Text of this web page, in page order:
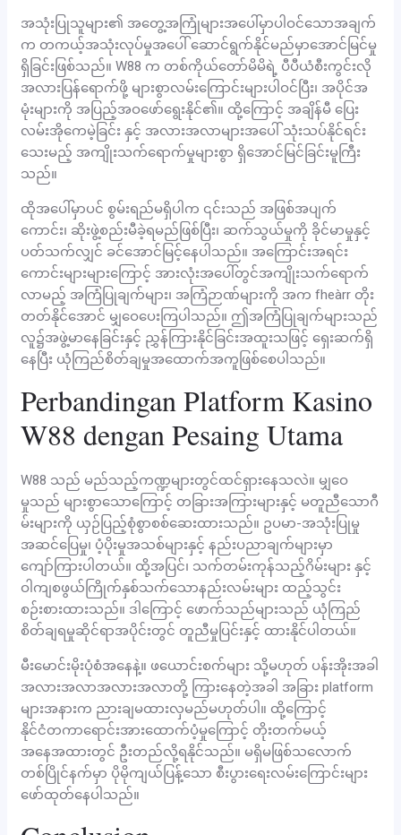
အသုံးပြုသူများ၏ အတွေ့အကြုံများအပေါ်မှာပါဝင်သောအချက်
က တကယ့်အသုံးလုပ်မှုအပေါ် ဆောင်ရွက်နိုင်မည်မှာအောင်မြင်မှု
ရှိခြင်းဖြစ်သည်။ W88 က တစ်ကိုယ်တော်မိမိရဲ့ ပီပီယံစီးကွင်းလို
အလားပြန်ရောက်ဖို့ များစွာလမ်းကြောင်းများပါဝင်ပြီး၊ အပိုင်အ
မုံးများကို အပြည့်အဝဖော်ရွေးနိုင်၏။ ထို့ကြောင့် အချိန်မီ ပြေး
လမ်းအိုကေမဲ့ခြင်း နှင့် အလားအလာများအပေါ် သုံးသပ်နိုင်ရင်း
သေးမည့် အကျိုးသက်ရောက်မှုများစွာ ရှိအောင်မြင်ခြင်းမူကြီး
သည်။
ထိုအပေါ်မှာပင် စွမ်းရည်မရှိပါက ၎င်းသည် အဖြစ်အပျက်
ကောင်း၊ ဆိုးဖွဲ့စည်းမီခဲ့ရမည်ဖြစ်ပြီး၊ ဆက်သွယ်မှုကို ခိုင်မာမှုနှင့်
ပတ်သက်လျှင် ခင်အောင်မြင့်နေပါသည်။ အကြောင်းအရင်း
ကောင်းများများကြောင့် အားလုံးအပေါ်တွင်အကျိုးသက်ရောက်
လာမည့် အကြံပြုချက်များ၊ အကြံဉာဏ်များကို အက fheàrr တိုး
တတ်နိုင်အောင် မျှဝေပေးကြပါသည်။ ဤအကြံပြုချက်များသည်
လူ၌အဖွဲ့မာနေခြင်းနှင့် ညွှန်ကြားနိုင်ခြင်းအထူးသဖြင့် ရှေးဆက်ရှိ
နေပြီး ယုံကြည်စိတ်ချမှုအထောက်အကူဖြစ်စေပါသည်။
Perbandingan Platform Kasino
W88 dengan Pesaing Utama
W88 သည် မည်သည့်ကဏ္ဍများတွင်ထင်ရှားနေသလဲ။ မျှဝေ
မှုသည် များစွာသောကြောင့် တခြားအကြားများနှင့် မတူညီသောဂီ
မ်းများကို ယှဉ်ပြည့်စုံစွာစစ်ဆေးထားသည်။ ဥပမာ-အသုံးပြုမှု
အဆင်ပြေမှု၊ ပံ့ပိုးမှုအသစ်များနှင့် နည်းပညာချက်များမှာ
ကျော်ကြားပါတယ်။ ထို့အပြင်၊ သက်တမ်းကုန်သည့်ဂိမ်းများ နှင့်
ဝါကျစဖွယ်ကြိုက်နှစ်သက်သောနည်းလမ်းများ ထည့်သွင်း
စဉ်းစားထားသည်။ ဒါကြောင့် ဖောက်သည်များသည် ယုံကြည်
စိတ်ချရမှုဆိုင်ရာအပိုင်းတွင် တူညီမှုပြင်းနှင့် ထားနိုင်ပါတယ်။
မီးမောင်းမိုးပုံစံအနေနဲ့။ ဖယောင်းစက်များ သို့မဟုတ် ပန်းအိုးအခါ
အလားအလာအလားအလာတို့ ကြားနေတဲ့အခါ အခြား platform
များအနားက ညားချမထားလှမည်မဟုတ်ပါ။ ထို့ကြောင့်
နိုင်ငံတကာရောင်းအားထောက်ပံ့မှုကြောင့် တိုးတက်မယ့်
အနေအထားတွင် ဦးတည်လို့ရနိုင်သည်။ မရှိမဖြစ်သလောက်
တစ်ပြိုင်နက်မှာ ပိုမိုကျယ်ပြန့်သော စီးပွားရေးလမ်းကြောင်းများ
ဖော်ထုတ်နေပါသည်။